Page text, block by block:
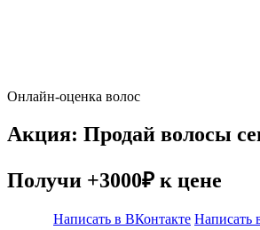
Онлайн-оценка волос
Акция: Продай волосы
Получи +3000₽ к цене
Написать в ВКонтакте Написать